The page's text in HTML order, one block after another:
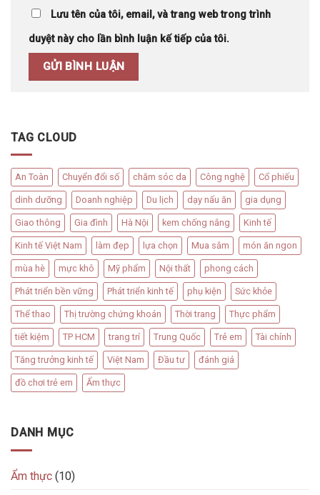
Lưu tên của tôi, email, và trang web trong trình
duyệt này cho lần bình luận kế tiếp của tôi.
TAG CLOUD
An Toàn Chuyển đổi số chăm sóc da Công nghệ Cổ phiếu
dinh dưỡng Doanh nghiệp Du lịch dạy nấu ăn gia dụng
Giao thông Gia đình Hà Nội kem chống nắng Kinh tế
Kinh tế Việt Nam làm đẹp lựa chọn Mua sắm món ăn ngon
mùa hè mực khô Mỹ phẩm Nội thất phong cách
Phát triển bền vững Phát triển kinh tế phụ kiện Sức khỏe
Thể thao Thị trường chứng khoán Thời trang Thực phẩm
tiết kiệm TP HCM trang trí Trung Quốc Trẻ em Tài chính
Tăng trưởng kinh tế Việt Nam Đầu tư đánh giá
đồ chơi trẻ em Ẩm thực
DANH MỤC
Ẩm thực (10)